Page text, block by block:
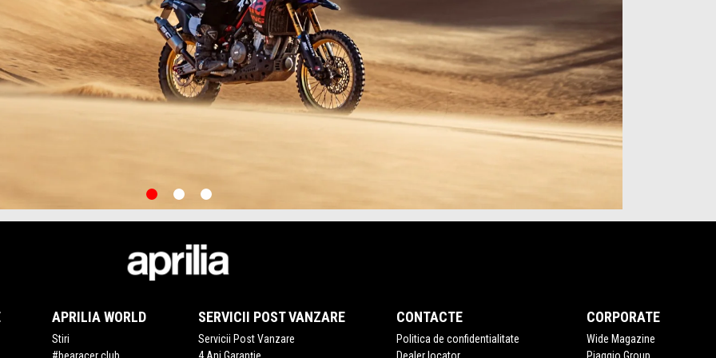
APRILIA WORLD
Stiri
SERVICII POST VANZARE
Servicii Post Vanzare
CONTACTE
Politica de confidentialitate
CORPORATE
Wide Magazine